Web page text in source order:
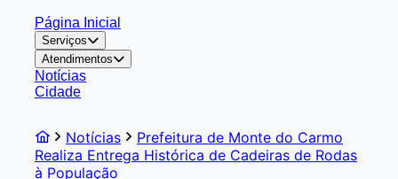
Página Inicial
Serviços
Atendimentos
Notícias
Cidade
Notícias
Prefeitura de Monte do Carmo
Realiza Entrega Histórica de Cadeiras de Rodas
à População